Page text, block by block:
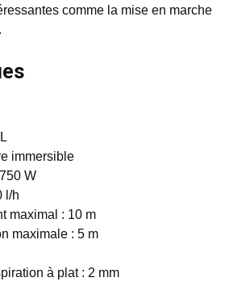
comme la mise en marche
immersible
W
l/h
maximal : 10 m
maximale : 5 m
à plat : 2 mm